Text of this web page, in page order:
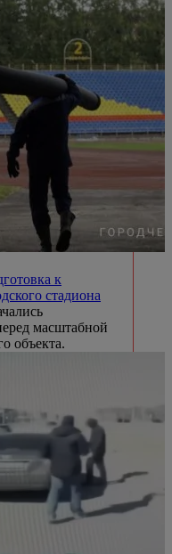
к
стадиона
масштабной
объекта.